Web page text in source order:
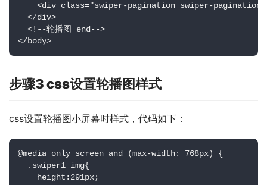
<div class="swiper-pagination swiper-
</div>
<!--轮播图 end-->
</body>
步骤3 css设置轮播图样式
css设置轮播图小屏幕时样式，代码如下：
@media only screen and (max-width: 768px) {
.swiper1 img{
height:291px;